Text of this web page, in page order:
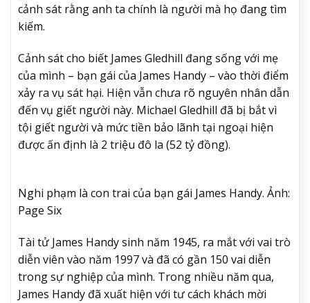
cảnh sát rằng anh ta chính là người mà họ đang tìm
kiếm.
Cảnh sát cho biết James Gledhill đang sống với mẹ
của mình – bạn gái của James Handy – vào thời điểm
xảy ra vụ sát hại. Hiện vẫn chưa rõ nguyên nhân dẫn
đến vụ giết người này. Michael Gledhill đã bị bắt vì
tội giết người và mức tiền bảo lãnh tại ngoại hiện
được ấn định là 2 triệu đô la (52 tỷ đồng).
Nghi phạm là con trai của bạn gái James Handy. Ảnh:
Page Six
Tài tử James Handy sinh năm 1945, ra mắt với vai trò
diễn viên vào năm 1997 và đã có gần 150 vai diễn
trong sự nghiệp của mình. Trong nhiều năm qua,
James Handy đã xuất hiện với tư cách khách mời